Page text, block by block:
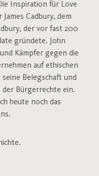
Inspiration für Love
Cadbury, dem
der vor fast 200
gründete. John
Kämpfer gegen die
auf ethischen
Belegschaft und
der Bürgerrechte ein.
heute noch das